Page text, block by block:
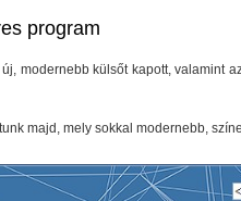
program
modernebb külsőt kapott, valamint
majd, mely sokkal modernebb,